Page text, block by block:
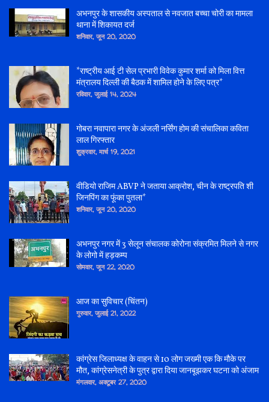
अभनपुर के शासकीय अस्पताल से नवजात बच्चा चोरी का मामला
थाना में शिकायत दर्ज
शनिवार, जून 20, 2020
*राष्ट्रीय आई टी सेल प्रभारी विवेक कुमार शर्मा को मिला वित्त
मंत्रालय दिल्ली की बैठक में शामिल होने के लिए पत्र*
रविवार, जुलाई 14, 2024
गोबरा नवापारा नगर के अंजली नर्सिंग होम की संचालिका कविता
लाल गिरफ्तार
शुक्रवार, मार्च 19, 2021
वीडियो राजिम ABVP ने जताया आक्रोश, चीन के राष्ट्रपति शी
जिनपिंग का फूंका पुतला*
शनिवार, जून 20, 2020
अभनपुर नगर में 3 सेलून संचालक कोरोना संक्रमित मिलने से नगर
के लोगो में हड़कम्प
सोमवार, जून 22, 2020
आज का सुविचार (चिंतन)
गुरुवार, जुलाई 21, 2022
कांग्रेस जिलाध्यक्ष के वाहन से 10 लोग जख्मी एक कि मौके पर
मौत, कांग्रेसनेत्री के पुत्र द्वारा दिया जानबूझकर घटना को अंजाम
मंगलवार, अक्टूबर 27, 2020